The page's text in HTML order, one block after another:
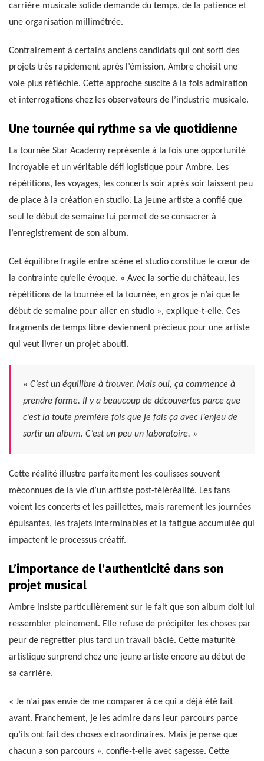
carrière musicale solide demande du temps, de la patience et
une organisation millimétrée.
Contrairement à certains anciens candidats qui ont sorti des
projets très rapidement après l’émission, Ambre choisit une
voie plus réfléchie. Cette approche suscite à la fois admiration
et interrogations chez les observateurs de l’industrie musicale.
Une tournée qui rythme sa vie quotidienne
La tournée Star Academy représente à la fois une opportunité
incroyable et un véritable défi logistique pour Ambre. Les
répétitions, les voyages, les concerts soir après soir laissent peu
de place à la création en studio. La jeune artiste a confié que
seul le début de semaine lui permet de se consacrer à
l’enregistrement de son album.
Cet équilibre fragile entre scène et studio constitue le cœur de
la contrainte qu’elle évoque. « Avec la sortie du château, les
répétitions de la tournée et la tournée, en gros je n’ai que le
début de semaine pour aller en studio », explique-t-elle. Ces
fragments de temps libre deviennent précieux pour une artiste
qui veut livrer un projet abouti.
« C’est un équilibre à trouver. Mais oui, ça commence à
prendre forme. Il y a beaucoup de découvertes parce que
c’est la toute première fois que je fais ça avec l’enjeu de
sortir un album. C’est un peu un laboratoire. »
Cette réalité illustre parfaitement les coulisses souvent
méconnues de la vie d’un artiste post-téléréalité. Les fans
voient les concerts et les paillettes, mais rarement les journées
épuisantes, les trajets interminables et la fatigue accumulée qui
impactent le processus créatif.
L’importance de l’authenticité dans son
projet musical
Ambre insiste particulièrement sur le fait que son album doit lui
ressembler pleinement. Elle refuse de précipiter les choses par
peur de regretter plus tard un travail bâclé. Cette maturité
artistique surprend chez une jeune artiste encore au début de
sa carrière.
« Je n’ai pas envie de me comparer à ce qui a déjà été fait
avant. Franchement, je les admire dans leur parcours parce
qu’ils ont fait des choses extraordinaires. Mais je pense que
chacun a son parcours », confie-t-elle avec sagesse. Cette